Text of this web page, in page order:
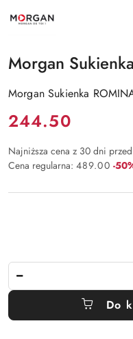
PRODUCENTA:
MORGAN
Morgan
Morgan Sukienka
Cena:
244.50
Najniższa cena z 30 dni
Cena regularna: 489.00 -
Do